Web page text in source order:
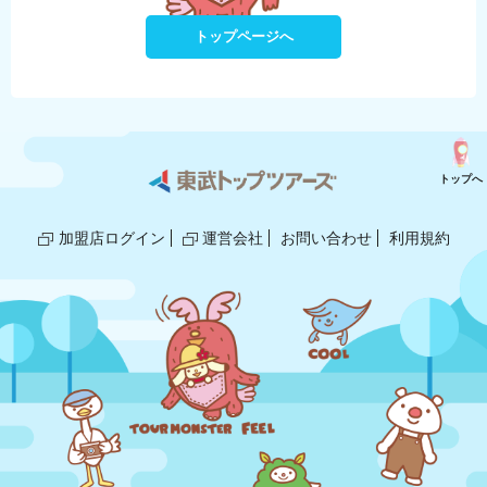
トップページへ
加盟店ログイン 運営会社 お問い合わせ 利用規約
トップへ